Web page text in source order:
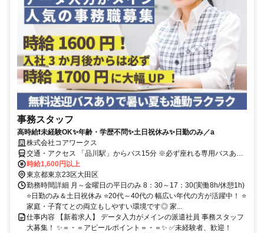
事務スタッフ
高時給❗未経験OK✨年齢・学歴不問✨土日祝休み✨日勤のみ／a
株式会社コアワークス
交通・アクセス 「品川駅」からバス15分 ※必ず座れる専用バスあり
※ 車・バイク・自転車通勤OK
時給1,600円以上
東京都東京23区大田区
勤務時間詳細 月～金曜日の平日のみ 8：30～17：30(実働8h/休憩1h)
⭐日勤のみ＆土日祝休み ⭐20代～40代の 幅広い年代の方が活躍中！ ⭐
家庭・子育てとの両立もしやすい環境です◎ 家...
仕事内容 【新着求人】 データ入力がメインの派遣社員 事務スタッフ
大募集！ ✨＝・＝アピールポイント＝・＝✨ ✅未経験者、歓迎！